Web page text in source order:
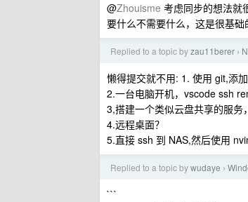
@Zhouisme 考虑同步的想法就
要什么不需要什么，这是很基础
Replied to a topic byzau11berer ›
懒得提交就不用: 1. 使用 git,添
2.一台电脑开机，vscode ssh
3,搭建一个类似云盘共享的服务
4.远程桌面？
5.直接 ssh 到 NAS,然后使用
Replied to a topic bywudaye ›
```